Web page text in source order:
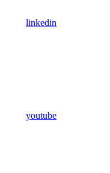
linkedin
youtube